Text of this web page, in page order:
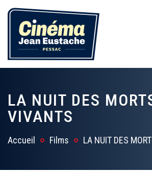
LA NUIT DES
VIVANTS
Accueil Films LA NUIT DES